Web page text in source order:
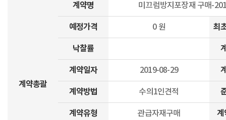
계약총괄
계약명 미끄럼방지포장재 구매-
예정가격 0 원 최
낙찰률
계약일자 2019-08-29
계약방법 수의1인견적
계약유형 관급자재구매 계